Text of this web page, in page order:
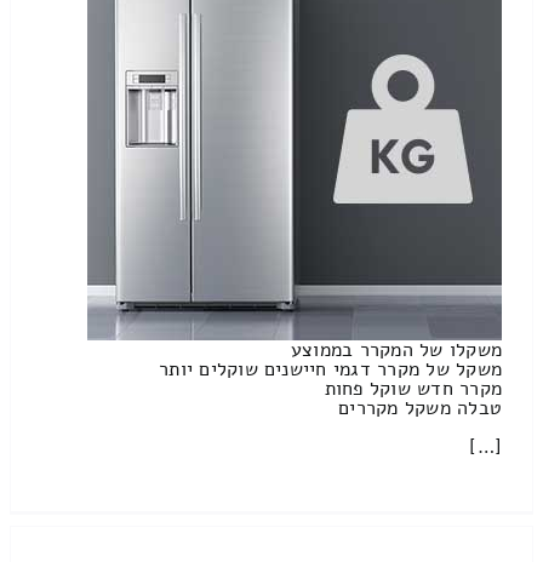
משקלו של המקרר בממוצע
משקל של מקרר דגמי חיישנים שוקלים יותר
מקרר חדש שוקל פחות
טבלה משקל מקררים
[…]